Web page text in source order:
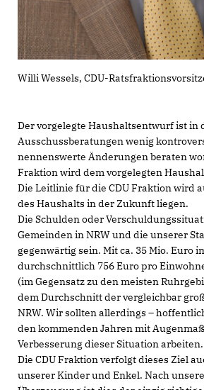
Willi Wessels, CDU-
Der vorgelegte Haushaltsentwurf ist in
Ausschussberatungen wenig
nennenswerte Änderungen beraten
Fraktion wird dem vorgelegten
Die Leitlinie für die CDU Fraktion wird
des Haushalts in der Zukunft liegen.
Die Schulden oder
Gemeinden in NRW und die unserer
gegenwärtig sein. Mit ca. 35 Mio. Euro
durchschnittlich 756 Euro pro
(im Gegensatz zu den meisten
dem Durchschnitt der vergleichbar
NRW. Wir sollten allerdings –
den kommenden Jahren mit
Verbesserung dieser Situation arbeiten.
Die CDU Fraktion verfolgt dieses Ziel
unserer Kinder und Enkel. Nach